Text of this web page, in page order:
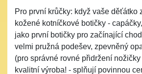
Pro první krůčky: když vaše děťátko
kožené kotníčkové botičky -
jako první botičky pro začínající
velmi pružná podešev, zpevněný
(pro správné rovné přidržení
kvalitní výroba! - splňují povinnou